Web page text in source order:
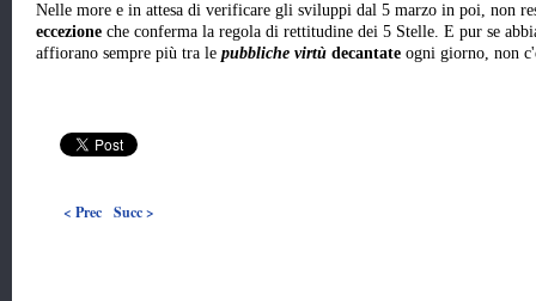
Nelle more e in attesa di verificare gli sviluppi dal 5 marzo in poi, non
eccezione che conferma la regola di rettitudine dei 5 Stelle. E pur se
affiorano sempre più tra le pubbliche virtù decantate ogni giorno, non
< Prec Succ >